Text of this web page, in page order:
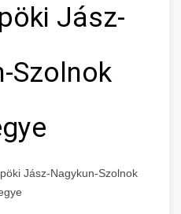
Jász-
Szolnok
Jász-Nagykun-Szolnok